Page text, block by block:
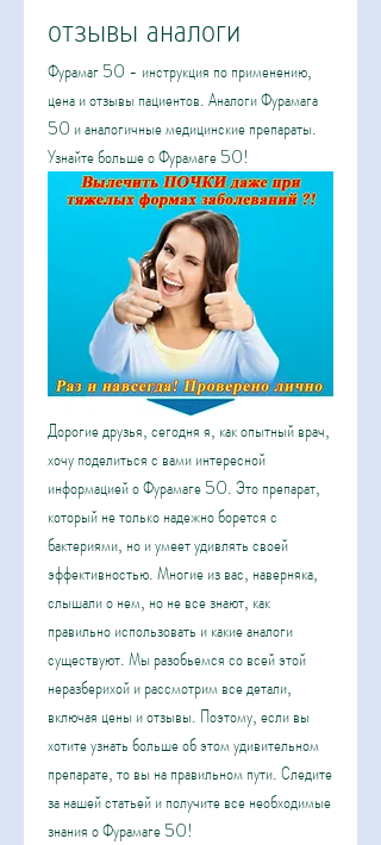
отзывы аналоги
Фурамаг 50 - инструкция по применению,
цена и отзывы пациентов. Аналоги Фурамага
50 и аналогичные медицинские препараты.
Узнайте больше о Фурамаге 50!
Дорогие друзья, сегодня я, как опытный врач,
хочу поделиться с вами интересной
информацией о Фурамаге 50. Это препарат,
который не только надежно борется с
бактериями, но и умеет удивлять своей
эффективностью. Многие из вас, наверняка,
слышали о нем, но не все знают, как
правильно использовать и какие аналоги
существуют. Мы разобьемся со всей этой
неразберихой и рассмотрим все детали,
включая цены и отзывы. Поэтому, если вы
хотите узнать больше об этом удивительном
препарате, то вы на правильном пути. Следите
за нашей статьей и получите все необходимые
знания о Фурамаге 50!